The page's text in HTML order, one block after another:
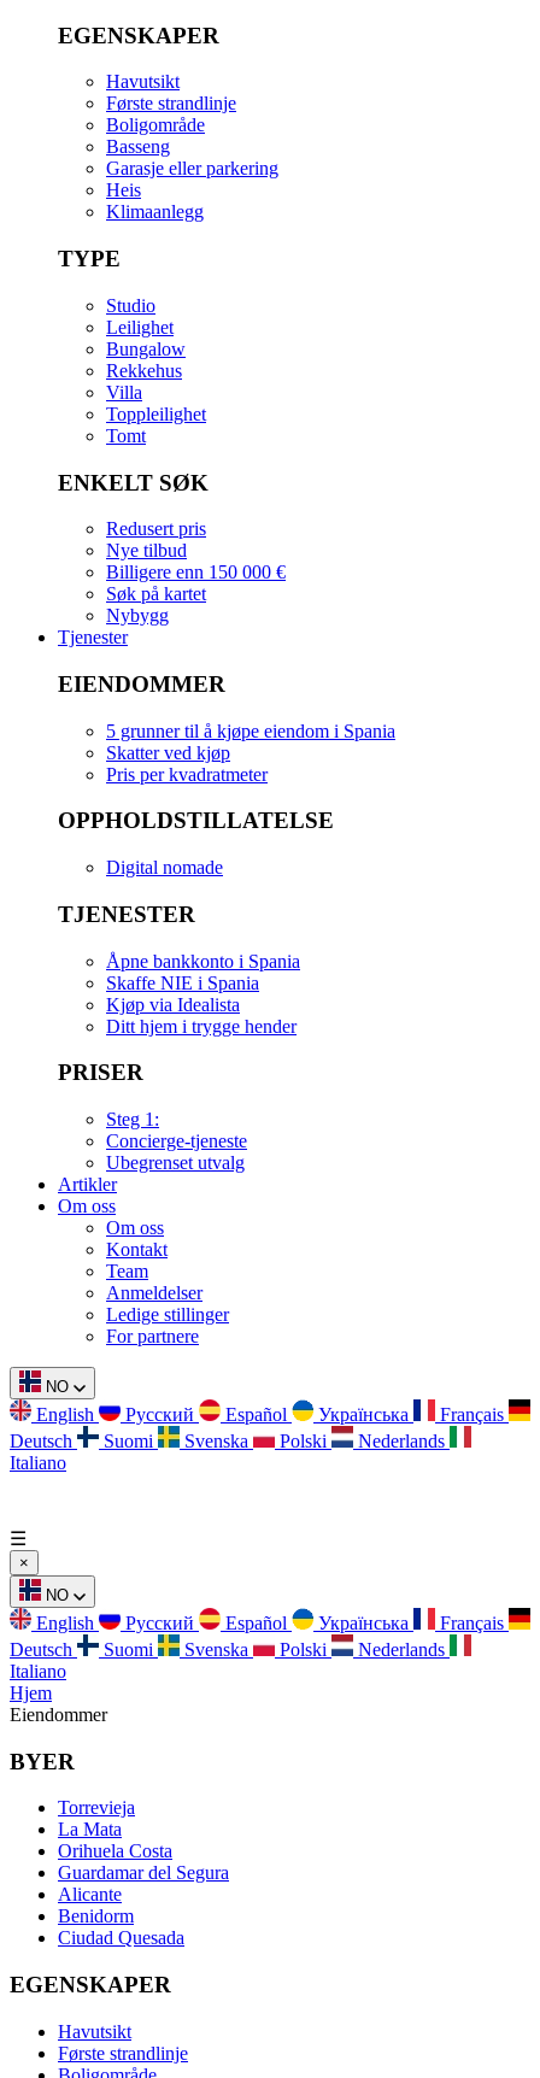
EGENSKAPER
Havutsikt
Første strandlinje
Boligområde
Basseng
Garasje eller parkering
Heis
Klimaanlegg
TYPE
Studio
Leilighet
Bungalow
Rekkehus
Villa
Toppleilighet
Tomt
ENKELT SØK
Redusert pris
Nye tilbud
Billigere enn 150 000 €
Søk på kartet
Nybygg
Tjenester
EIENDOMMER
5 grunner til å kjøpe eiendom i Spania
Skatter ved kjøp
Pris per kvadratmeter
OPPHOLDSTILLATELSE
Digital nomade
TJENESTER
Åpne bankkonto i Spania
Skaffe NIE i Spania
Kjøp via Idealista
Ditt hjem i trygge hender
PRISER
Steg 1:
Concierge-tjeneste
Ubegrenset utvalg
Artikler
Om oss
Om oss
Kontakt
Team
Anmeldelser
Ledige stillinger
For partnere
NO
English Русский Español Українська
Français
Deutsch
Suomi Svenska Polski
Nederlands
Italiano
☰
×
NO
English Русский Español Українська
Français
Deutsch
Suomi Svenska Polski
Nederlands
Italiano
Hjem
Eiendommer
BYER
Torrevieja
La Mata
Orihuela Costa
Guardamar del Segura
Alicante
Benidorm
Ciudad Quesada
EGENSKAPER
Havutsikt
Første strandlinje